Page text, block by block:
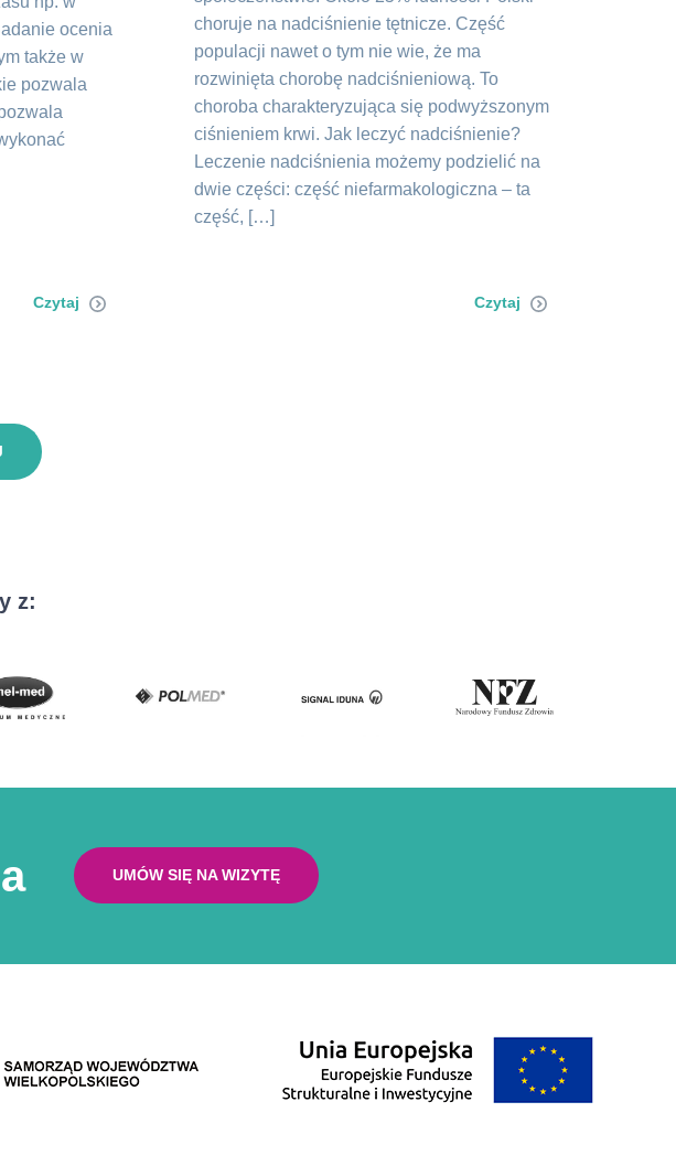
ocenia
także w
pozwala
Czytaj
choruje na nadciśnienie tętnicze. Część
populacji nawet o tym nie wie, że ma
rozwinięta chorobę nadciśnieniową. To
choroba charakteryzująca się podwyższonym
ciśnieniem krwi. Jak leczyć nadciśnienie?
Leczenie nadciśnienia możemy podzielić na
dwie części: część niefarmakologiczna – ta
część, […]
Czytaj
z:
UMÓW SIĘ NA WIZYTĘ